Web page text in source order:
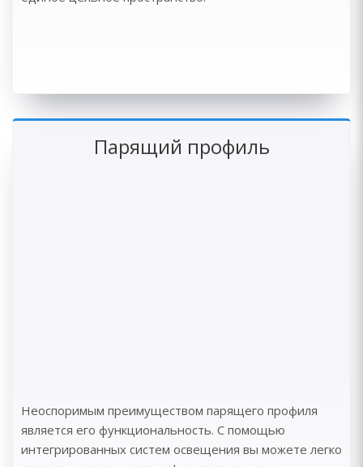
Парящий профиль
Неоспоримым преимуществом парящего профиля
является его функциональность. С помощью
интегрированных систем освещения вы можете легко